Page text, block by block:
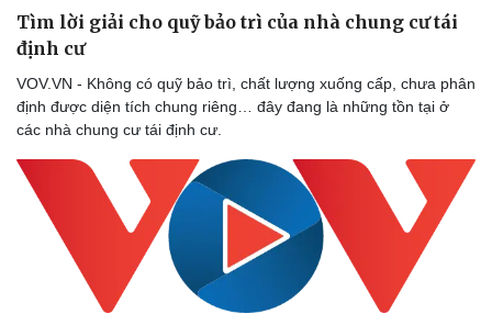
Doanh nghiệp 24h
Doanh nhân
Vì cộng đồng
Tin Công nghệ
Tìm lời giải cho quỹ bảo trì của nhà chung cư tái
định cư
VOV.VN - Không có quỹ bảo trì, chất lượng xuống cấp, chưa phân
định được diện tích chung riêng… đây đang là những tồn tại ở
các nhà chung cư tái định cư.